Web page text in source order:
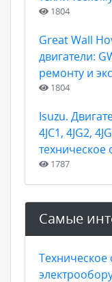
1804
Great Wall
двигатели:
ремонту и
1804
Isuzu.
4JC1, 4JG2,
1787
Самые